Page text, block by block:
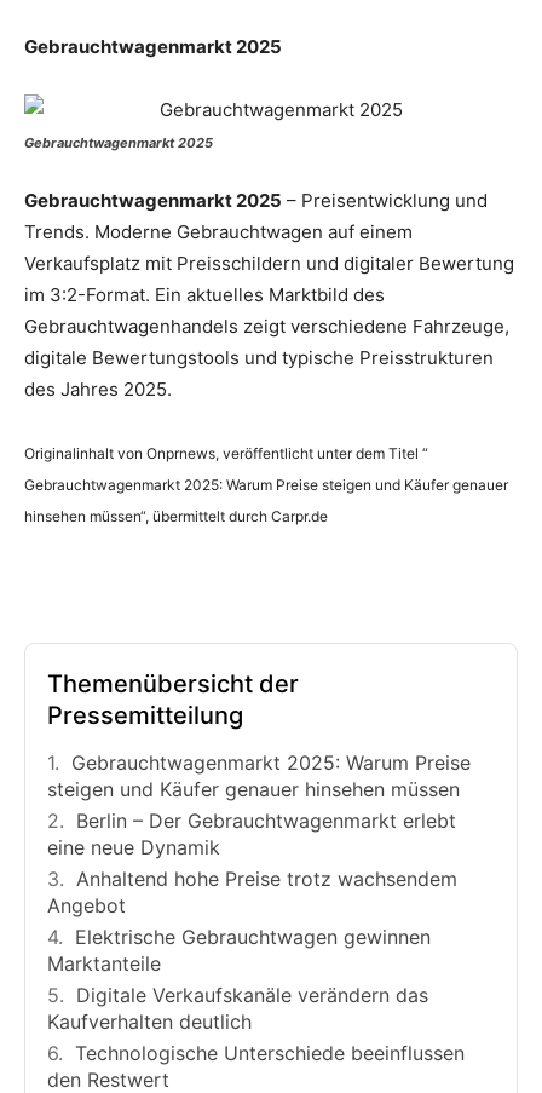
Gebrauchtwagenmarkt 2025
Gebrauchtwagenmarkt 2025
Gebrauchtwagenmarkt 2025 – Preisentwicklung und
Trends. Moderne Gebrauchtwagen auf einem
Verkaufsplatz mit Preisschildern und digitaler Bewertung
im 3:2-Format. Ein aktuelles Marktbild des
Gebrauchtwagenhandels zeigt verschiedene Fahrzeuge,
digitale Bewertungstools und typische Preisstrukturen
des Jahres 2025.
Originalinhalt von Onprnews, veröffentlicht unter dem Titel “
Gebrauchtwagenmarkt 2025: Warum Preise steigen und Käufer genauer
hinsehen müssen“, übermittelt durch Carpr.de
Themenübersicht der
Pressemitteilung
Gebrauchtwagenmarkt 2025: Warum Preise
steigen und Käufer genauer hinsehen müssen
Berlin – Der Gebrauchtwagenmarkt erlebt
eine neue Dynamik
Anhaltend hohe Preise trotz wachsendem
Angebot
Elektrische Gebrauchtwagen gewinnen
Marktanteile
Digitale Verkaufskanäle verändern das
Kaufverhalten deutlich
Technologische Unterschiede beeinflussen
den Restwert